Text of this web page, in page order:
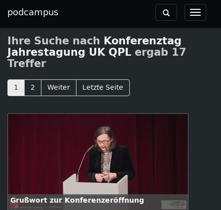
podcampus
Toggle
Toggle
navigation
Ihre Suche nach Konferenztag
Jahrestagung UK QPL ergab 17
Treffer
1 2 Weiter Letzte Seite
Grußwort zur Konferenzeröffnung